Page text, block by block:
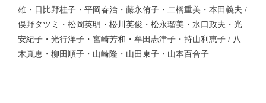
雄・日比野桂子・平岡春治・藤永侑子・二橋重美・本田義夫 /
俣野タツミ・松岡英明・松川英俊・松永瑠美・水口政夫・光
安紀子・光行洋子・宮崎芳和・牟田志津子・持山利恵子 / 八
木真恵・柳田順子・山崎隆・山田東子・山本百合子